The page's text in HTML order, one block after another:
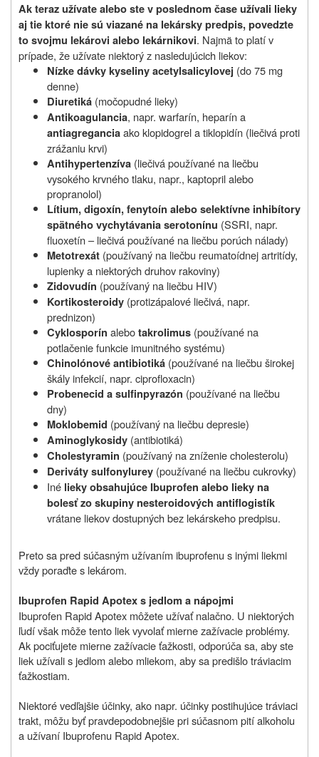
Ak teraz užívate alebo ste v poslednom čase užívali lieky
aj tie ktoré nie sú viazané na lekársky predpis, povedzte
to svojmu lekárovi alebo lekárnikovi. Najmä to platí v
prípade, že užívate niektorý z nasledujúcich liekov:
Nízke dávky kyseliny acetylsalicylovej (do 75 mg
denne)
Diuretiká (močopudné lieky)
Antikoagulancia, napr. warfarín, heparín a
antiagreganciaako klopidogrel a tiklopidín (liečivá proti
zrážaniu krvi)
Antihypertenzíva (liečivá používané na liečbu
vysokého krvného tlaku, napr., kaptopril alebo
propranolol)
Lítium, digoxín, fenytoín alebo selektívne inhibítory
spätného vychytávania serotonínu (SSRI, napr.
fluoxetín – liečivá používané na liečbu porúch nálady)
Metotrexát (používaný na liečbu reumatoídnej artritídy,
lupienky a niektorých druhov rakoviny)
Zidovudín (používaný na liečbu HIV)
Kortikosteroidy (protizápalové liečivá, napr.
prednizon)
Cyklosporín alebotakrolimus (používané na
potlačenie funkcie imunitného systému)
Chinolónové antibiotiká (používané na liečbu širokej
škály infekcií, napr. ciprofloxacin)
Probenecid a sulfinpyrazón (používané na liečbu
dny)
Moklobemid (používaný na liečbu depresie)
Aminoglykosidy (antibiotiká)
Cholestyramin (používaný na zníženie cholesterolu)
Deriváty sulfonylurey (používané na liečbu cukrovky)
Iné lieky obsahujúce Ibuprofen alebo lieky na
bolesť zo skupiny nesteroidových antiflogistík
vrátane liekov dostupných bez lekárskeho predpisu.
Preto sa pred súčasným užívaním ibuprofenu s inými liekmi
vždy poraďte s lekárom.
Ibuprofen Rapid Apotex s jedlom a nápojmi
Ibuprofen Rapid Apotex môžete užívať nalačno. U niektorých
ľudí však môže tento liek vyvolať mierne zažívacie problémy.
Ak pociťujete mierne zažívacie ťažkosti, odporúča sa, aby ste
liek užívali s jedlom alebo mliekom, aby sa predišlo tráviacim
ťažkostiam.
Niektoré vedľajšie účinky, ako napr. účinky postihujúce tráviaci
trakt, môžu byť pravdepodobnejšie pri súčasnom pití alkoholu
a užívaní Ibuprofenu Rapid Apotex.